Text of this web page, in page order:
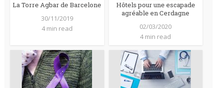
La Torre Agbar de Barcelone
30/11/2019
4 min read
Hôtels pour une escapade
agréable en Cerdagne
02/03/2020
4 min read